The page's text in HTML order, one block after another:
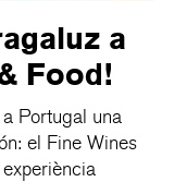
a
Food!
Portugal una
el Fine Wines